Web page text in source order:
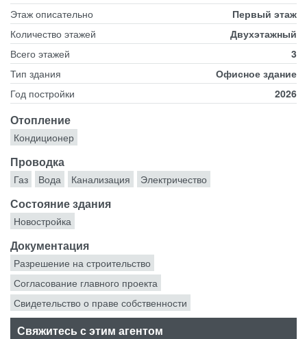
Этаж описательно
Первый этаж
Количество этажей
Двухэтажный
Всего этажей
3
Тип здания
Офисное здание
Год постройки
2026
Отопление
Кондиционер
Проводка
Газ Вода Канализация Электричество
Состояние здания
Новостройка
Документация
Разрешение на строительство
Согласование главного проекта
Свидетельство о праве собственности
Свяжитесь с этим агентом